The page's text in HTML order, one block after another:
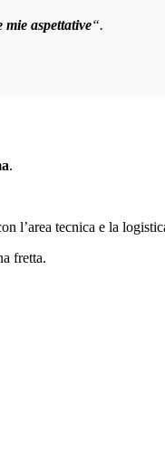
aspettative“.
.
l’area tecnica e la
fretta.